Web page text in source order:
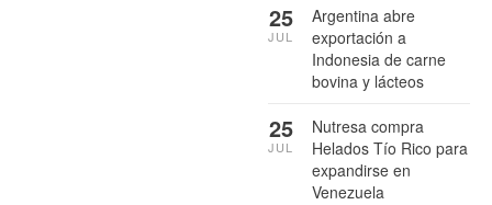
Argentina abre
exportación a
Indonesia de carne
bovina y lácteos
25
JUL
Nutresa compra
Helados Tío Rico para
expandirse en
Venezuela
25
JUL